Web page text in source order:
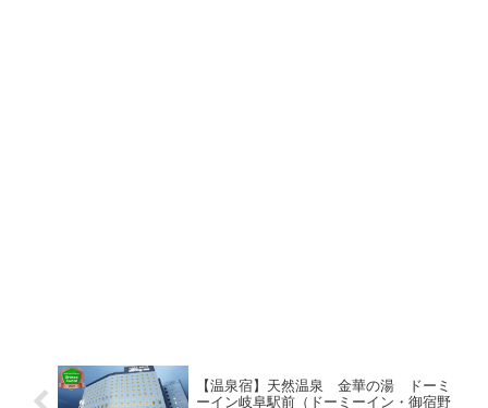
【温泉宿】天然温泉 金華の湯 ドーミ
ーイン岐阜駅前（ドーミーイン・御宿野